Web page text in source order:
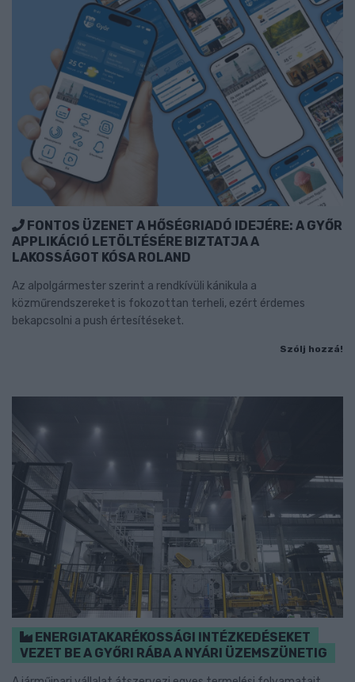
FONTOS ÜZENET A HŐSÉGRIADÓ IDEJÉRE: A GYŐR
APPLIKÁCIÓ LETÖLTÉSÉRE BIZTATJA A
LAKOSSÁGOT KÓSA ROLAND
Az alpolgármester szerint a rendkívüli kánikula a
közműrendszereket is fokozottan terheli, ezért érdemes
bekapcsolni a push értesítéseket.
Szólj hozzá!
ENERGIATAKARÉKOSSÁGI INTÉZKEDÉSEKET
VEZET BE A GYŐRI RÁBA A NYÁRI ÜZEMSZÜNETIG